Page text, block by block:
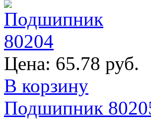
Цена: 65.78 руб.
В корзину
Подшипник